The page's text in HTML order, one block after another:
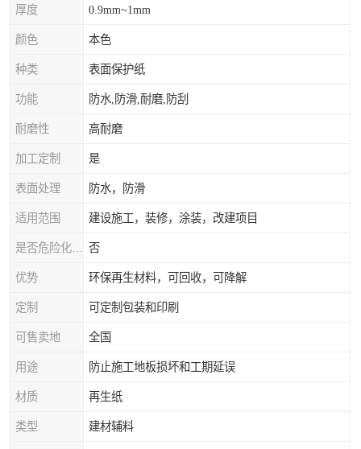
厚度 0.9mm~1mm
颜色 本色
种类 表面保护纸
功能 防水,防滑,耐磨,防刮
耐磨性 高耐磨
加工定制 是
表面处理 防水，防滑
适用范围 建设施工，装修，涂装，改建项目
否
优势 环保再生材料，可回收，可降解
定制 可定制包装和印刷
可售卖地 全国
用途 防止施工地板损坏和工期延误
材质 再生纸
类型 建材辅料